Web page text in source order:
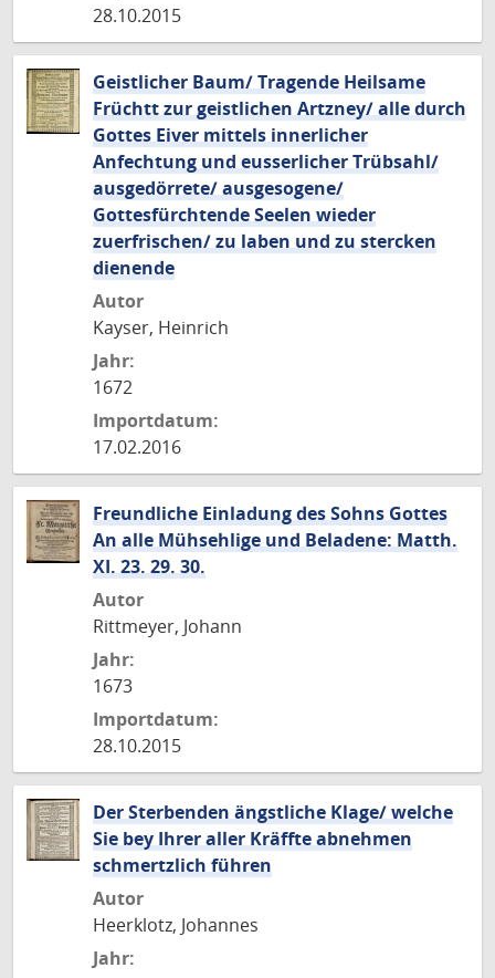
28.10.2015
Geistlicher Baum/ Tragende Heilsame
Früchtt zur geistlichen Artzney/ alle durch
Gottes Eiver mittels innerlicher
Anfechtung und eusserlicher Trübsahl/
ausgedörrete/ ausgesogene/
Gottesfürchtende Seelen wieder
zuerfrischen/ zu laben und zu stercken
dienende
Autor
Kayser, Heinrich
Jahr:
1672
Importdatum:
17.02.2016
Freundliche Einladung des Sohns Gottes
An alle Mühsehlige und Beladene: Matth.
XI. 23. 29. 30.
Autor
Rittmeyer, Johann
Jahr:
1673
Importdatum:
28.10.2015
Der Sterbenden ängstliche Klage/ welche
Sie bey Ihrer aller Kräffte abnehmen
schmertzlich führen
Autor
Heerklotz, Johannes
Jahr: